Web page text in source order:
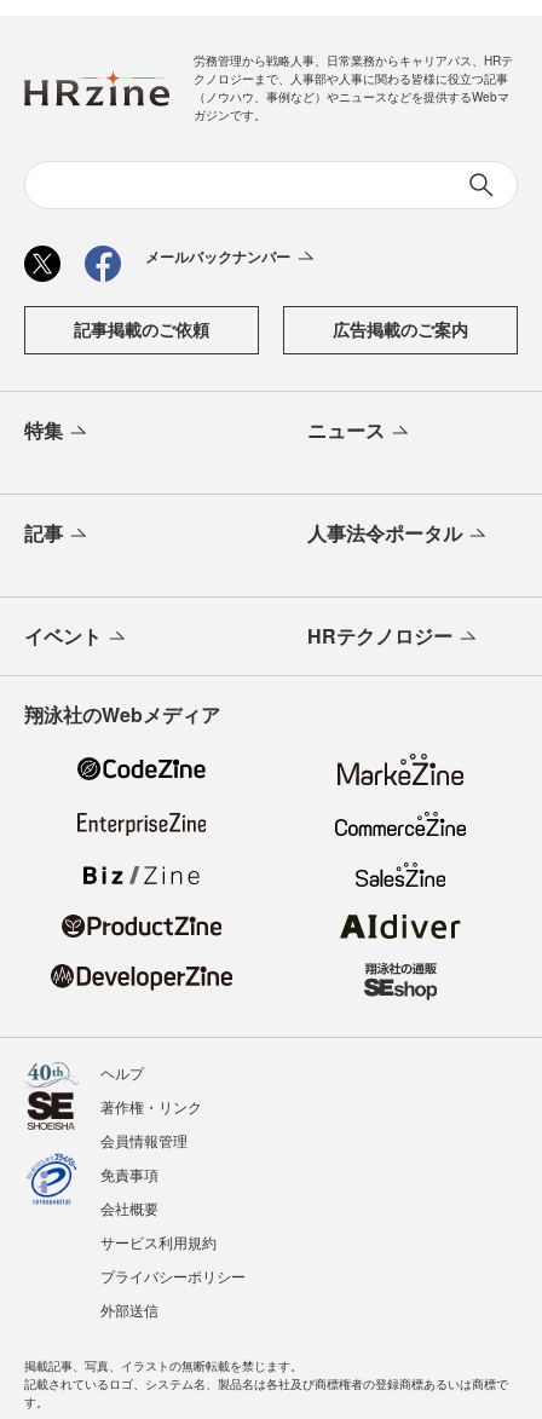
労務管理から戦略人事、日常業務からキャリアパス、HRテ
クノロジーまで、人事部や人事に関わる皆様に役立つ記事
（ノウハウ、事例など）やニュースなどを提供するWebマ
ガジンです。
メールバックナンバー
記事掲載のご依頼 広告掲載のご案内
特集 ニュース
記事 人事法令ポータル
イベント HRテクノロジー
翔泳社のWebメディア
ヘルプ
著作権・リンク
会員情報管理
免責事項
会社概要
サービス利用規約
プライバシーポリシー
外部送信
掲載記事、写真、イラストの無断転載を禁じます。
記載されているロゴ、システム名、製品名は各社及び商標権者の登録商標あるいは商標で
す。